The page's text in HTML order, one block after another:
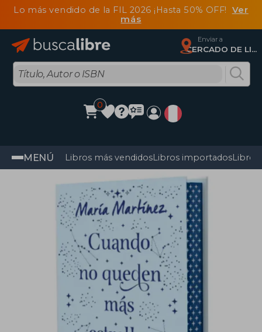
Lo más vendido de la FIL 2026 ¡Hasta 50% OFF! Ver
más
Enviar a
CERCADO DE LIMA, Lima
0
MENÚ Libros más vendidosLibros importadosLibros